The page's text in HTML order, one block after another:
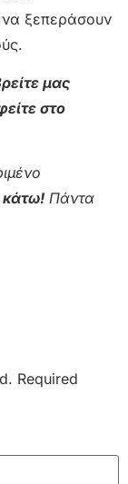
ξεπεράσουν
μας
στο
κάτω! Πάντα
Required